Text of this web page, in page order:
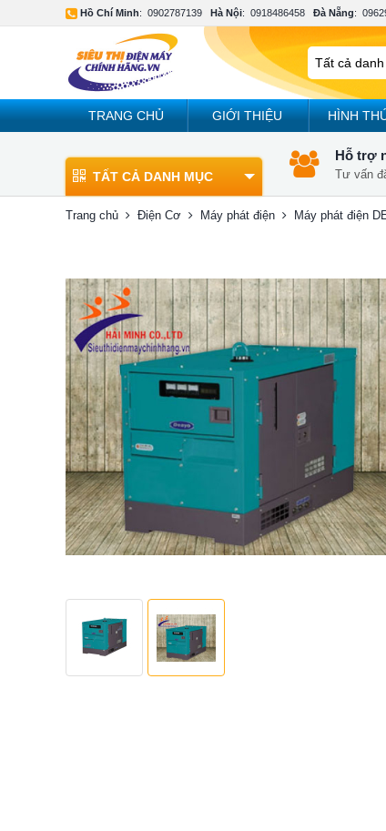
Hồ Chí Minh: 0902787139 Hà Nội: 0918486458 Đà Nẵng:
TRANG CHỦ GIỚI THIỆU HÌNH
TẤT CẢ DANH MỤC
Hỗ trợ
Tư vấn
Trang chủ Điện Cơ Máy phát điện Máy phát điện